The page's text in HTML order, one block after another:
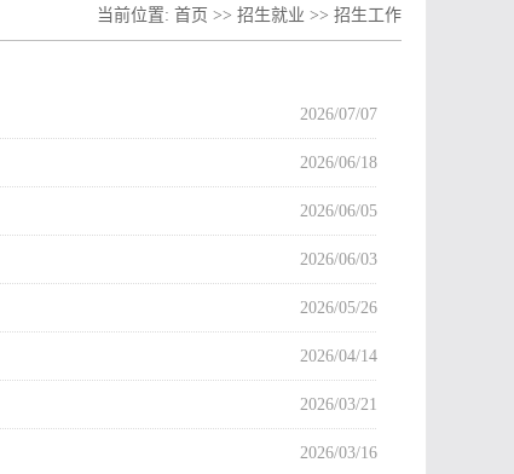
当前位置: 首页 >> 招生就业 >> 招生工作
2026/07/07
2026/06/18
2026/06/05
2026/06/03
2026/05/26
2026/04/14
2026/03/21
2026/03/16